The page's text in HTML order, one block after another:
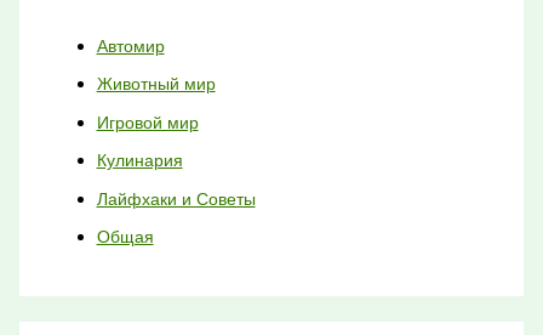
Автомир
Животный мир
Игровой мир
Кулинария
Лайфхаки и Советы
Общая